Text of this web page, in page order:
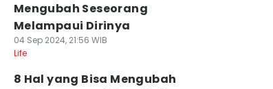
Mengubah Seseorang
Melampaui Dirinya
04 Sep 2024, 21:56 WIB
Life
8 Hal yang Bisa Mengubah